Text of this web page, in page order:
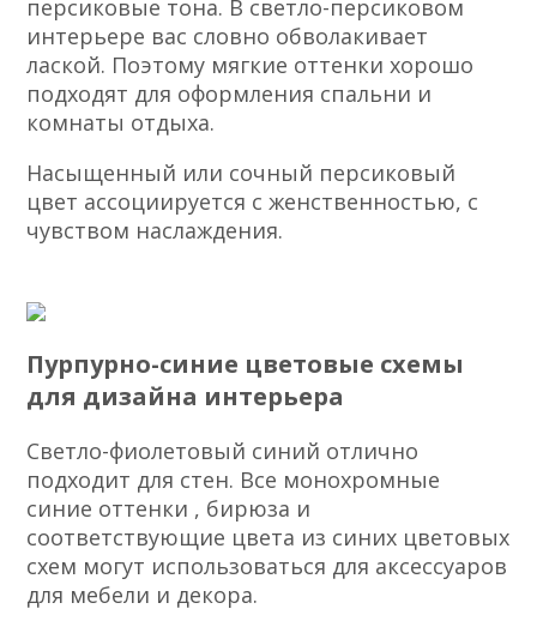
персиковые тона. В светло-персиковом
интерьере вас словно обволакивает
лаской. Поэтому мягкие оттенки хорошо
подходят для оформления спальни и
комнаты отдыха.
Насыщенный или сочный персиковый
цвет ассоциируется с женственностью, с
чувством наслаждения.
Пурпурно-синие цветовые схемы
для дизайна интерьера
Светло-фиолетовый синий отлично
подходит для стен. Все монохромные
синие оттенки , бирюза и
соответствующие цвета из синих цветовых
схем могут использоваться для аксессуаров
для мебели и декора.